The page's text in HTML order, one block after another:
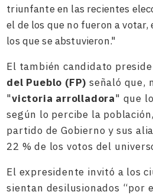
triunfante en las recientes
el de los que no fueron a votar,
los que se abstuvieron."
El también candidato
del Pueblo (FP) señaló que,
"victoria arrolladora" que
según lo percibe la
partido de Gobierno y sus
22 % de los votos del
El expresidente invitó a los
sientan desilusionados “por